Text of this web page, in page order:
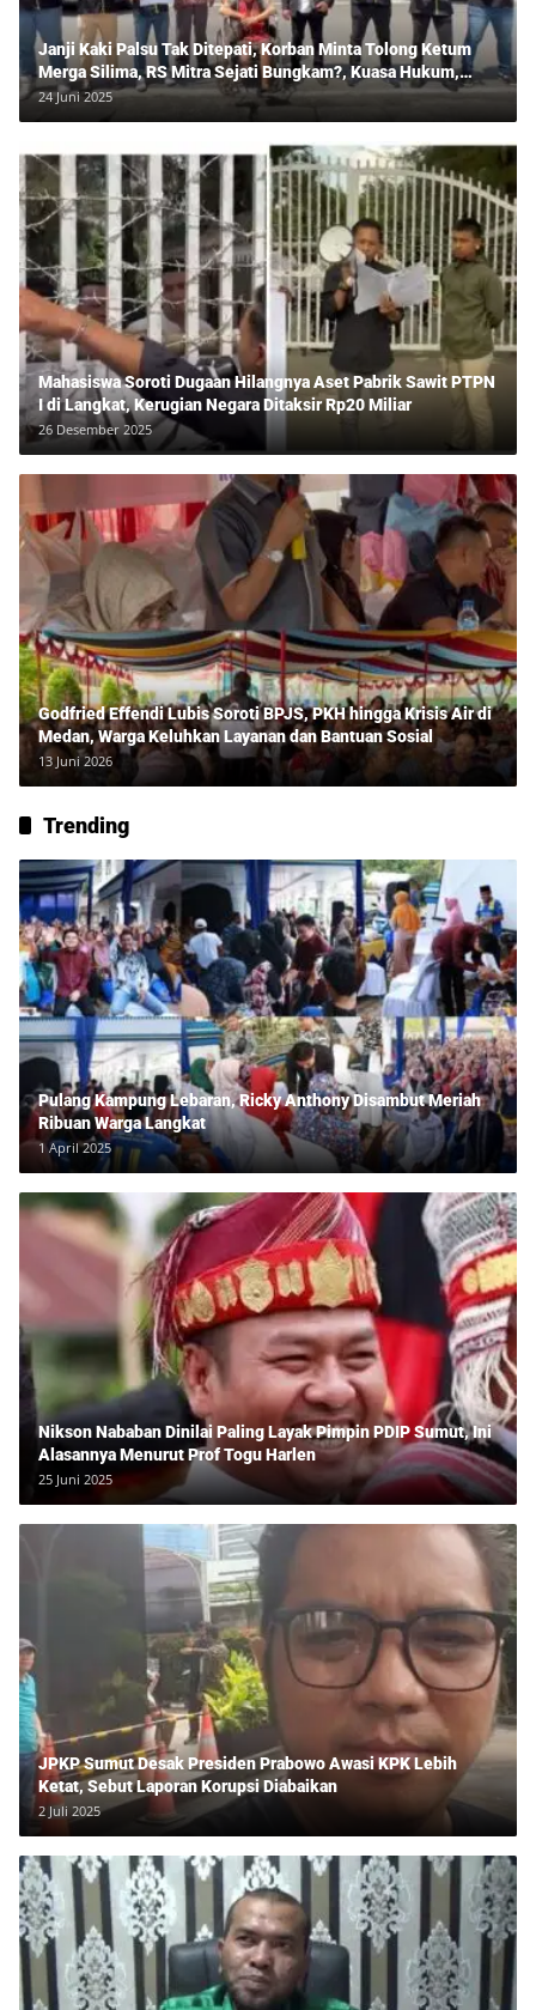
Janji Kaki Palsu Tak Ditepati, Korban Minta Tolong Ketum
Merga Silima, RS Mitra Sejati Bungkam?, Kuasa Hukum,
Hans Silalahi Dampingi Julita Cari Keadilan
24 Juni 2025
Mahasiswa Soroti Dugaan Hilangnya Aset Pabrik Sawit PTPN
I di Langkat, Kerugian Negara Ditaksir Rp20 Miliar
26 Desember 2025
Godfried Effendi Lubis Soroti BPJS, PKH hingga Krisis Air di
Medan, Warga Keluhkan Layanan dan Bantuan Sosial
13 Juni 2026
Trending
Pulang Kampung Lebaran, Ricky Anthony Disambut Meriah
Ribuan Warga Langkat
1 April 2025
Nikson Nababan Dinilai Paling Layak Pimpin PDIP Sumut, Ini
Alasannya Menurut Prof Togu Harlen
25 Juni 2025
JPKP Sumut Desak Presiden Prabowo Awasi KPK Lebih
Ketat, Sebut Laporan Korupsi Diabaikan
2 Juli 2025